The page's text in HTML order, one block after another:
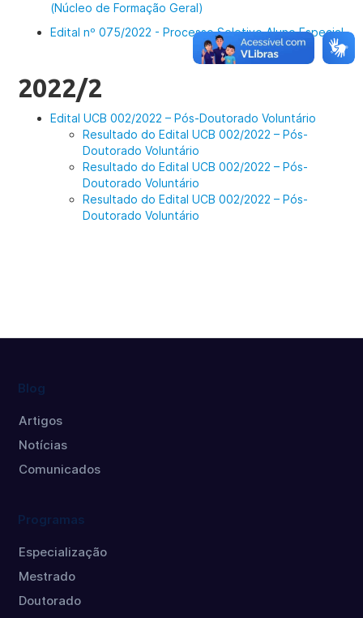
(Núcleo de Formação Geral)
Edital nº 075/2022 - Processo Seletivo Aluno Especial
2022/2
Edital UCB 002/2022 – Pós-Doutorado Voluntário
Resultado do Edital UCB 002/2022 – Pós-
Doutorado Voluntário
Resultado do Edital UCB 002/2022 – Pós-
Doutorado Voluntário
Resultado do Edital UCB 002/2022 – Pós-
Doutorado Voluntário
Blog
Artigos
Notícias
Comunicados
Programas
Especialização
Mestrado
Doutorado